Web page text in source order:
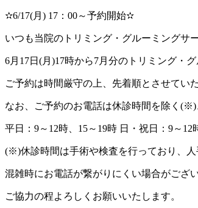
✫6/17(月) 17：00～予約開始✫
いつも当院のトリミング・グルーミングサ
6月17日(月)17時から7月分のトリミング・
ご予約は時間厳守の上、先着順とさせてい
なお、ご予約のお電話は休診時間を除く(※)
平日：9～12時、15～19時 日・祝日：9～12
(※)休診時間は手術や検査を行っており、人
混雑時にお電話が繋がりにくい場合がござい
ご協力の程よろしくお願いいたします。